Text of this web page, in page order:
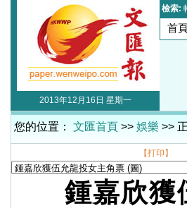
檢索:
首
2013年12月16日 星期一
您的位置： 文匯首頁 >> 娛樂 >>
【打印】
鍾嘉欣獲